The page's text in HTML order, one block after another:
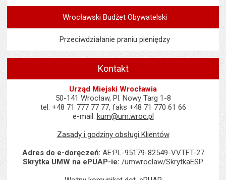
Wrocławski Budżet Obywatelski
Przeciwdziałanie praniu pieniędzy
Kontakt
Urząd Miejski Wrocławia
50-141 Wrocław, Pl. Nowy Targ 1-8
tel. +48 71 777 77 77, faks +48 71 770 61 66
e-mail: kum@um.wroc.pl
Zasady i godziny obsługi Klientów
Adres do e-doręczeń: AE:PL-95179-82549-VVTFT-27
Skrytka UMW na ePUAP-ie: /umwroclaw/SkrytkaESP